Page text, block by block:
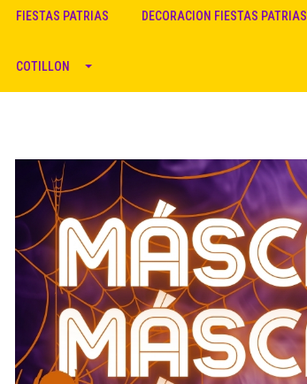
FIESTAS PATRIAS DECORACION FIESTAS PATRIAS
COTILLON